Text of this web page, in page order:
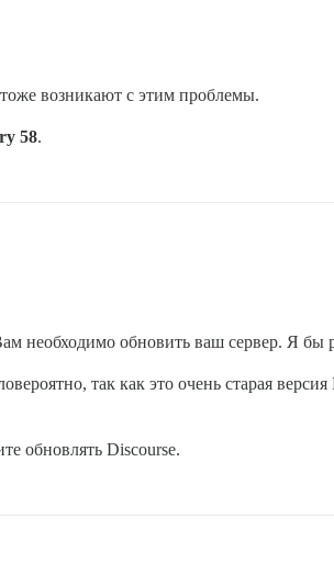
возникают с этим проблемы.
58.
необходимо обновить ваш сервер. Я бы
так как это очень старая
обновлять Discourse.